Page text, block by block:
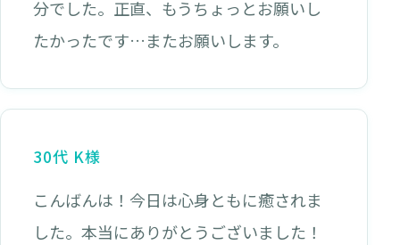
分でした。正直、もうちょっとお願いし
たかったです…またお願いします。
30代 K様
こんばんは！今日は心身ともに癒されま
した。本当にありがとうございました！